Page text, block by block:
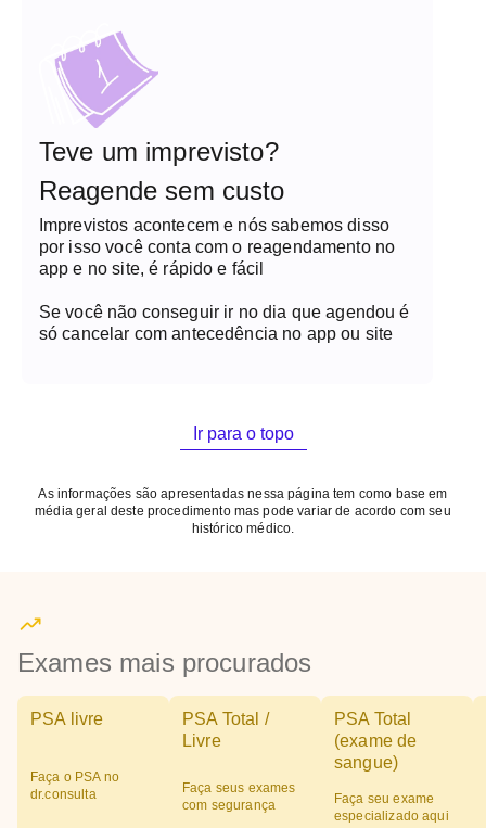
Teve um imprevisto?
Reagende sem custo
Imprevistos acontecem e nós sabemos disso
por isso você conta com o reagendamento no
app e no site, é rápido e fácil
Se você não conseguir ir no dia que agendou é
só cancelar com antecedência no app ou site
Ir para o topo
As informações são apresentadas nessa página tem como base em
média geral deste procedimento mas pode variar de acordo com seu
histórico médico.
Exames mais procurados
PSA livre
Faça o PSA no
dr.consulta
PSA Total /
Livre
Faça seus exames
com segurança
PSA Total
(exame de
sangue)
Faça seu exame
especializado aqui